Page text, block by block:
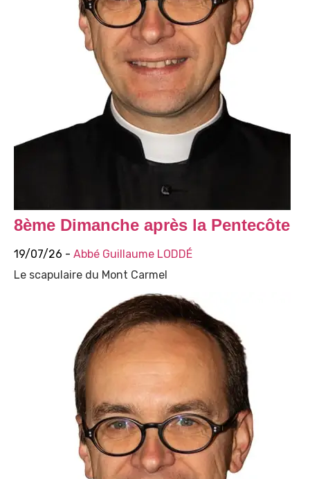
8ème Dimanche après la Pentecôte
19/07/26 - Abbé Guillaume LODDÉ
Le scapulaire du Mont Carmel